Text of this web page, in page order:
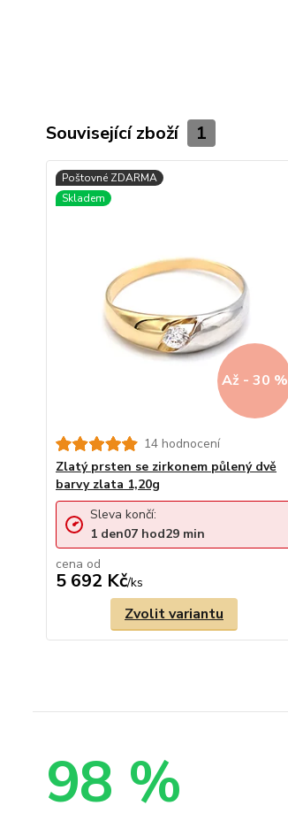
Související zboží 1
Až - 30 %
14 hodnocení
Zlatý prsten se zirkonem půlený dvě
barvy zlata 1,20g
cena od
5 692 Kč/ks
Sleva končí:
1 den07 hod29 min
Zvolit variantu
98 %